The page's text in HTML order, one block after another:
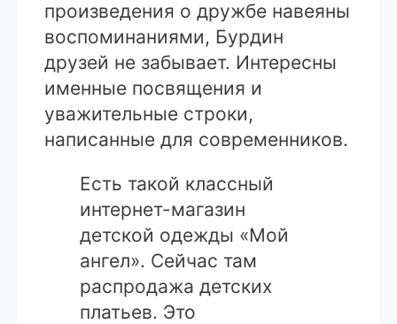
произведения о дружбе навеяны
воспоминаниями, Бурдин
друзей не забывает. Интересны
именные посвящения и
уважительные строки,
написанные для современников.
Есть такой классный
интернет-магазин
детской одежды «Мой
ангел». Сейчас там
распродажа детских
платьев. Это